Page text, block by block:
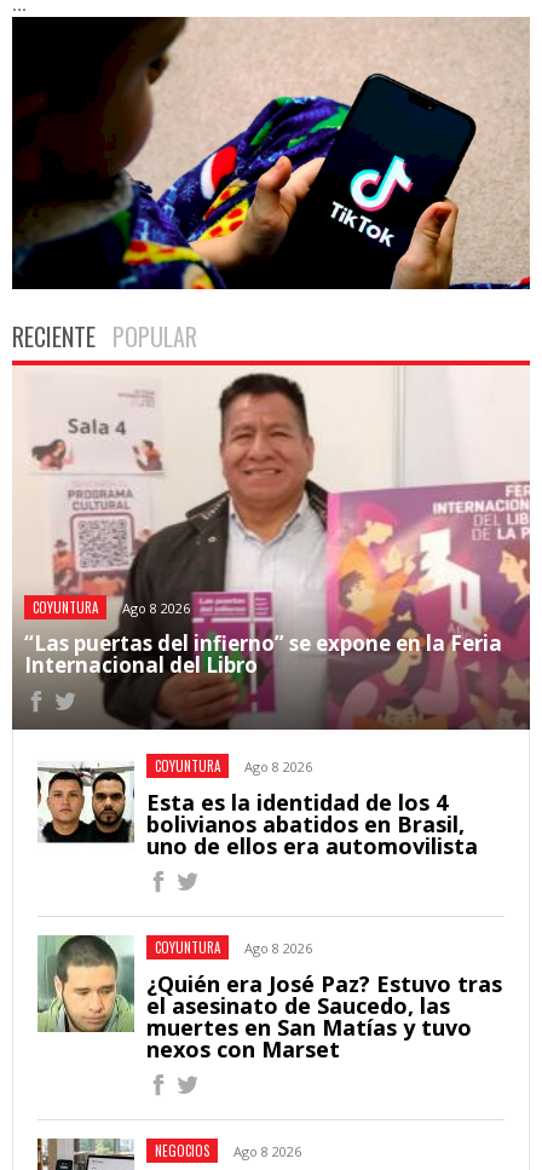
RECIENTE POPULAR
COYUNTURA Ago 8 2026
“Las puertas del infierno” se expone en la Feria
Internacional del Libro
COYUNTURA Ago 8 2026
Esta es la identidad de los 4
bolivianos abatidos en Brasil,
uno de ellos era automovilista
COYUNTURA Ago 8 2026
¿Quién era José Paz? Estuvo tras
el asesinato de Saucedo, las
muertes en San Matías y tuvo
nexos con Marset
NEGOCIOS Ago 8 2026